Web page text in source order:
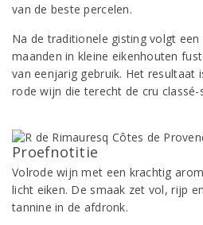
van de beste percelen.
Na de traditionele gisting volgt
maanden in kleine eikenhouten
van eenjarig gebruik. Het resultaat
rode wijn die terecht de cru
Proefnotitie
Volrode wijn met een krachtig
licht eiken. De smaak zet vol, rijp
tannine in de afdronk.